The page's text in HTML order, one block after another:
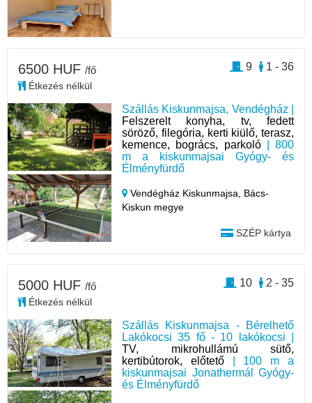
Szállás Kiskunmajsa, Vendégház |
Felszerelt konyha, tv, fedett
söröző, filegória, kerti kiülő, terasz,
kemence, bogrács, parkoló| 800
m a kiskunmajsai Gyógy- és
Élményfürdő
Vendégház Kiskunmajsa, Bács-
Kiskun megye
SZÉP kártya
6500 HUF /fő
Étkezés nélkül
1 - 36
9
Szállás Kiskunmajsa - Bérelhető
Lakókocsi 35 fő - 10 lakókocsi |
TV, mikrohullámú sütő,
kertibútorok, előtető| 100 m a
kiskunmajsai Jonathermál Gyógy-
és Élményfürdő
5000 HUF /fő
Étkezés nélkül
2 - 35
10